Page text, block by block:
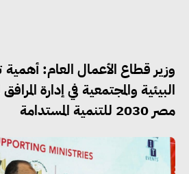
وزير قطاع الأعمال العام: أهمية
البيئية والمجتمعية في إدارة
مصر 2030 للتنمية المستدامة